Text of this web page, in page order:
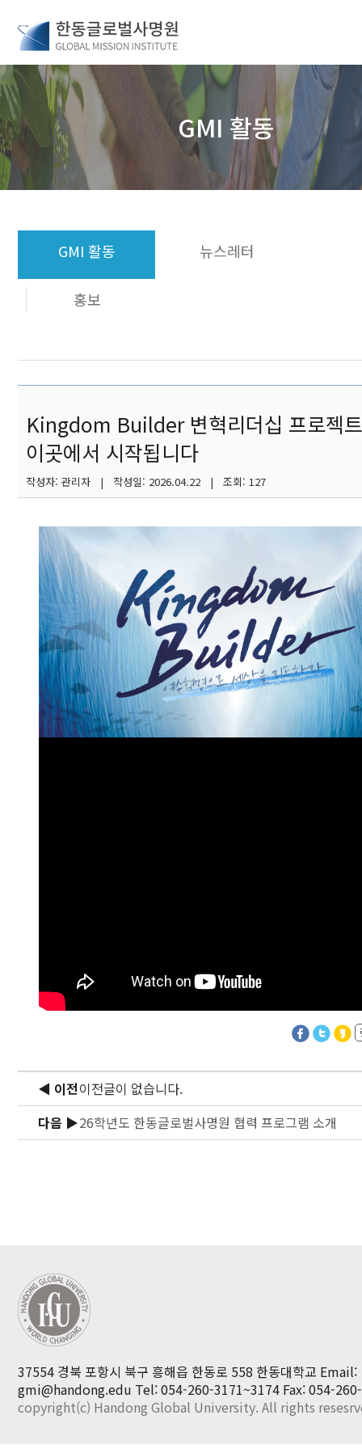
GMI 활동
GMI 활동 뉴스레터
홍보
Kingdom Builder 변혁리더십 프로젝
이곳에서 시작됩니다
작성자: 관리자 | 작성일: 2026.04.22 | 조회: 127
◀ 이전이전글이 없습니다.
다음 ▶26학년도 한동글로벌사명원 협력 프로그램 소개
37554 경북 포항시 북구 흥해읍 한동로 558 한동대학교 Email:
gmi@handong.edu Tel: 054-260-3171~3174 Fax: 054-
copyright(c) Handong Global University. All rights